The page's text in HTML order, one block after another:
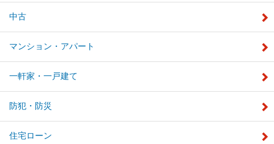
中古
マンション・アパート
一軒家・一戸建て
防犯・防災
住宅ローン